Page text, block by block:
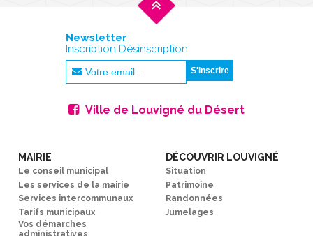
Newsletter
Inscription Désinscription
Ville de Louvigné du Désert
MAIRIE
Le conseil municipal
Les services de la mairie
Services intercommunaux
Tarifs municipaux
Vos démarches
DÉCOUVRIR LOUVIGNÉ
Situation
Patrimoine
Randonnées
Jumelages